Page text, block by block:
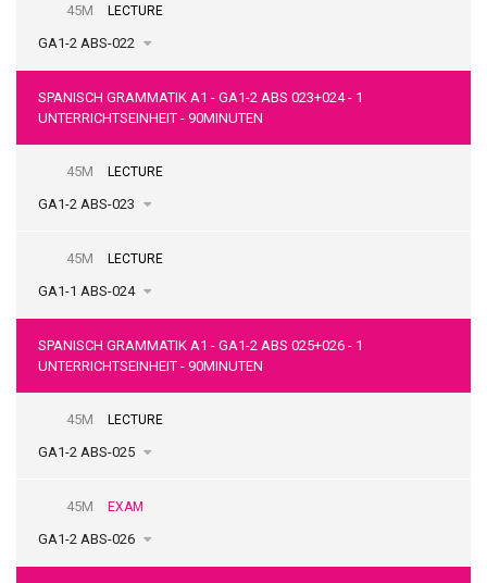
GA1-2 ABS-022
45M LECTURE
SPANISCH GRAMMATIK A1 - GA1-2 ABS 023+024 - 1
UNTERRICHTSEINHEIT - 90MINUTEN
GA1-2 ABS-023
45M LECTURE
GA1-1 ABS-024
45M LECTURE
SPANISCH GRAMMATIK A1 - GA1-2 ABS 025+026 - 1
UNTERRICHTSEINHEIT - 90MINUTEN
GA1-2 ABS-025
45M LECTURE
GA1-2 ABS-026
45M EXAM